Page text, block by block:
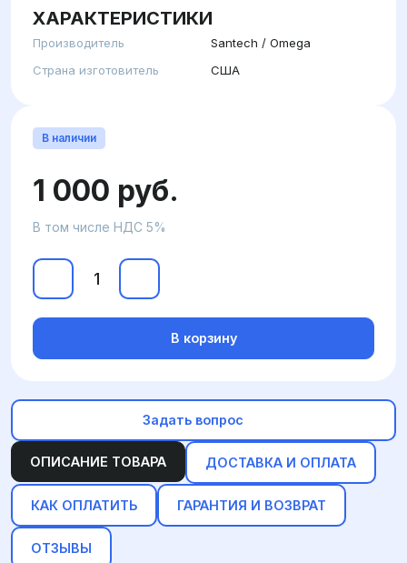
ХАРАКТЕРИСТИКИ
Производитель
Santech / Omega
Страна изготовитель
США
ОПИСАНИЕ ТОВАРА ДОСТАВКА И ОПЛАТА
КАК ОПЛАТИТЬ ГАРАНТИЯ И ВОЗВРАТ
ОТЗЫВЫ
В наличии
1 000 руб.
В том числе НДС 5%
В корзину
Задать вопрос